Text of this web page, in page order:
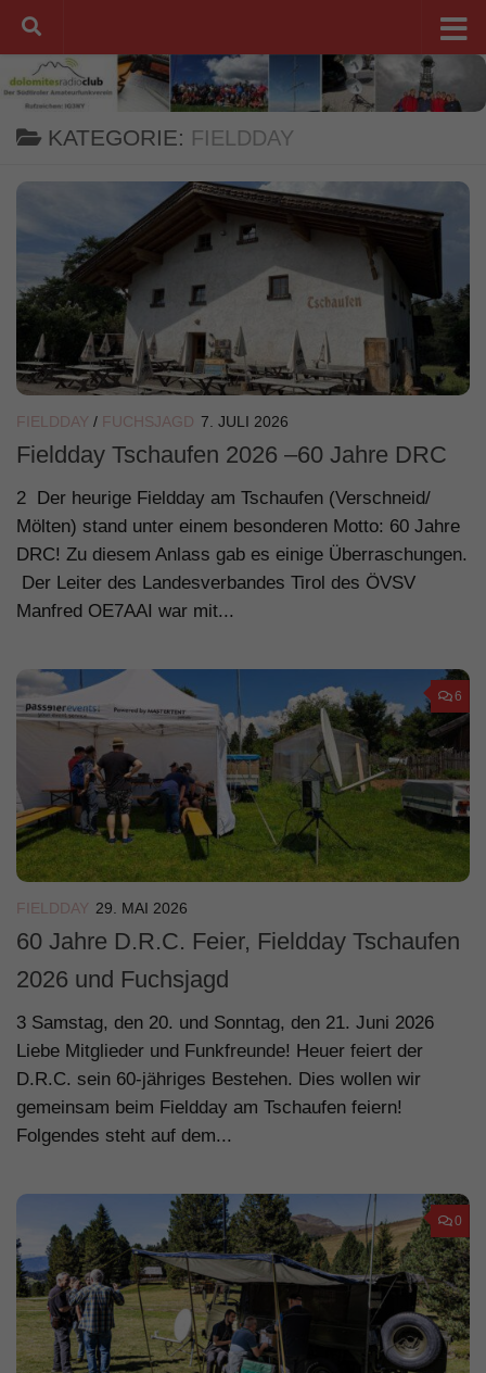
Unter dem Inhalt
KATEGORIE: FIELDDAY
FIELDDAY / FUCHSJAGD 7. JULI 2026
Fieldday Tschaufen 2026 –60 Jahre DRC
2 Der heurige Fieldday am Tschaufen (Verschneid/
Mölten) stand unter einem besonderen Motto: 60 Jahre
DRC! Zu diesem Anlass gab es einige Überraschungen.
Der Leiter des Landesverbandes Tirol des ÖVSV
Manfred OE7AAI war mit...
6
FIELDDAY 29. MAI 2026
60 Jahre D.R.C. Feier, Fieldday Tschaufen
2026 und Fuchsjagd
3 Samstag, den 20. und Sonntag, den 21. Juni 2026
Liebe Mitglieder und Funkfreunde! Heuer feiert der
D.R.C. sein 60-jähriges Bestehen. Dies wollen wir
gemeinsam beim Fieldday am Tschaufen feiern!
Folgendes steht auf dem...
0